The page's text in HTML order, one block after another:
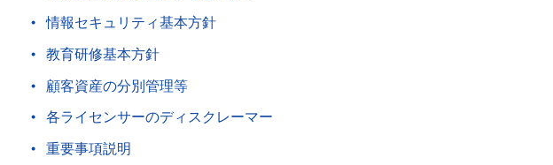
情報セキュリティ基本方針
教育研修基本方針
顧客資産の分別管理等
各ライセンサーのディスクレーマー
重要事項説明